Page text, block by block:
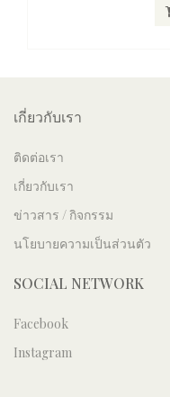
เกี่ยวกับเรา
ติดต่อเรา
เกี่ยวกับเรา
ข่าวสาร / กิจกรรม
นโยบายความเป็นส่วนตัว
SOCIAL NETWORK
Facebook
Instagram